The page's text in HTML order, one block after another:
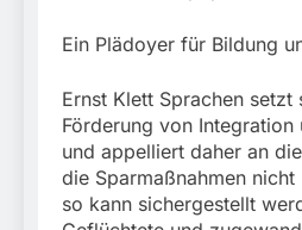
Ein Plädoyer für Bildung
Ernst Klett Sprachen
Förderung von Integration
und appelliert daher an
die Sparmaßnahmen
so kann sichergestellt